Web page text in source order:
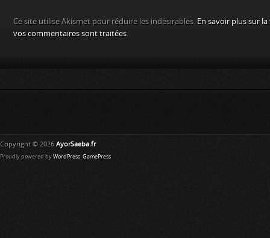
Ce site utilise Akismet pour réduire les indésirables. En savoir plus sur
vos commentaires sont traitées.
Copyright © 2026 AyorSaeba.fr
Proudly powered by WordPress. GamePress